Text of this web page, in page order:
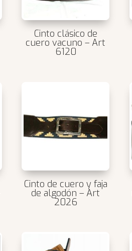
Cinto clásico de
cuero vacuno – Art
6120
Cinto de cuero y faja
de algodón – Art
2026